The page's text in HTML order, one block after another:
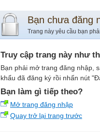
Bạn chưa đăng
Trang này yêu cầu bạn
Truy cập trang này như
Bạn phải mở trang đăng nhập,
khẩu đã đăng ký rồi nhấn nút
Bạn làm gì tiếp theo?
Mở trang đăng nhập
Quay trở lại trang trước